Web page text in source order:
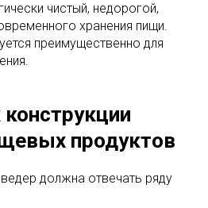
чистый, недорогой,
хранения пищи.
преимущественно для
продуктов
должна отвечать ряду